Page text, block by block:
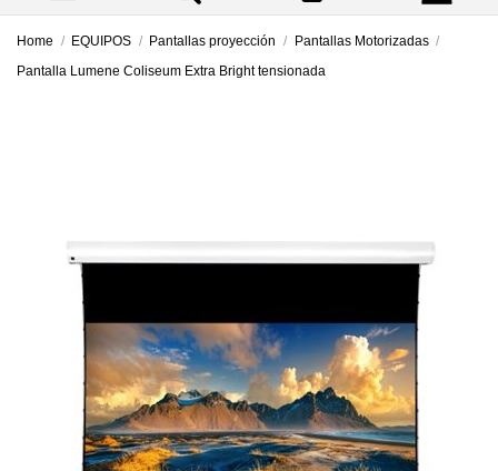
Home EQUIPOS Pantallas proyección
Pantallas Motorizadas
Pantalla Lumene Coliseum Extra Bright tensionada